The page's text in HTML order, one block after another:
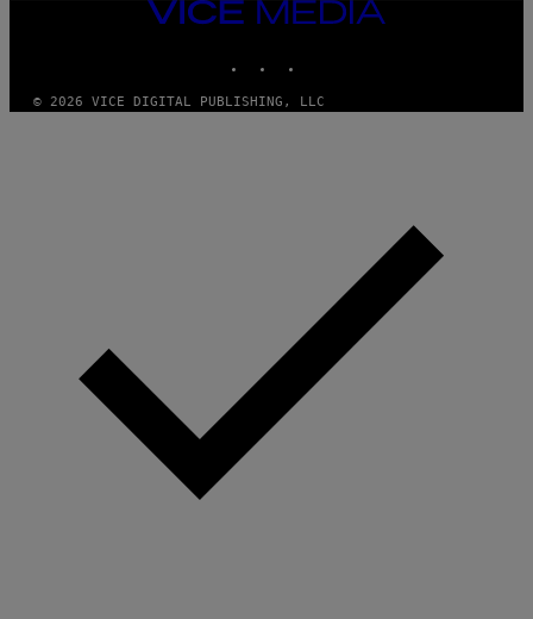
VICE
© 2026 VICE DIGITAL PUBLISHING, LLC